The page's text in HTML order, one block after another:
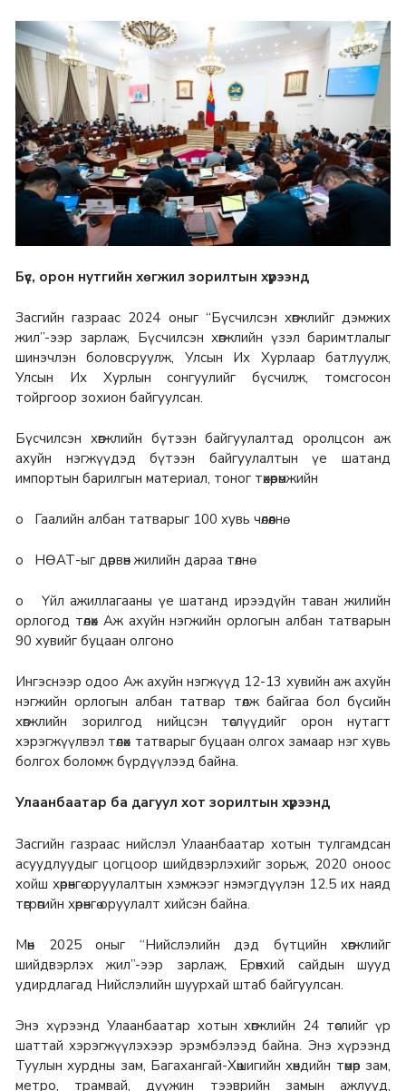
Бүс, орон нутгийн хөгжил зорилтын хүрээнд
Засгийн газраас 2024 оныг “Бүсчилсэн хөгжлийг дэмжих
жил”-ээр зарлаж, Бүсчилсэн хөгжлийн үзэл баримтлалыг
шинэчлэн боловсруулж, Улсын Их Хурлаар батлуулж,
Улсын Их Хурлын сонгуулийг бүсчилж, томсгосон
тойргоор зохион байгуулсан.
Бүсчилсэн хөгжлийн бүтээн байгуулалтад оролцсон аж
ахуйн нэгжүүдэд бүтээн байгуулалтын үе шатанд
импортын барилгын материал, тоног төхөөрөмжийн
o Гаалийн албан татварыг 100 хувь чөлөөлнө.
o НӨАТ-ыг дөрвөн жилийн дараа төлнө
o Үйл ажиллагааны үе шатанд ирээдүйн таван жилийн
орлогод төлөх Аж ахуйн нэгжийн орлогын албан татварын
90 хувийг буцаан олгоно
Ингэснээр одоо Аж ахуйн нэгжүүд 12-13 хувийн аж ахуйн
нэгжийн орлогын албан татвар төлж байгаа бол бүсийн
хөгжлийн зорилгод нийцсэн төслүүдийг орон нутагт
хэрэгжүүлвэл төлөх татварыг буцаан олгох замаар нэг хувь
болгох боломж бүрдүүлээд байна.
Улаанбаатар ба дагуул хот зорилтын хүрээнд
Засгийн газраас нийслэл Улаанбаатар хотын тулгамдсан
асуудлуудыг цогцоор шийдвэрлэхийг зорьж, 2020 оноос
хойш хөрөнгө оруулалтын хэмжээг нэмэгдүүлэн 12.5 их наяд
төгрөгийн хөрөнгө оруулалт хийсэн байна.
Мөн 2025 оныг “Нийслэлийн дэд бүтцийн хөгжлийг
шийдвэрлэх жил”-ээр зарлаж, Ерөнхий сайдын шууд
удирдлагад Нийслэлийн шуурхай штаб байгуулсан.
Энэ хүрээнд Улаанбаатар хотын хөгжлийн 24 төслийг үр
шаттай хэрэгжүүлэхээр эрэмбэлээд байна. Энэ хүрээнд
Туулын хурдны зам, Багахангай-Хөшигийн хөндийн төмөр зам,
метро, трамвай, дүүжин тээврийн замын ажлууд,